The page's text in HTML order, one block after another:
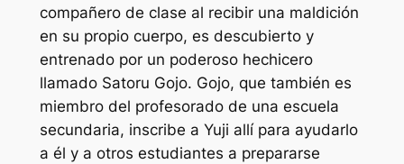
compañero de clase al recibir una maldición
en su propio cuerpo, es descubierto y
entrenado por un poderoso hechicero
llamado Satoru Gojo. Gojo, que también es
miembro del profesorado de una escuela
secundaria, inscribe a Yuji allí para ayudarlo
a él y a otros estudiantes a prepararse